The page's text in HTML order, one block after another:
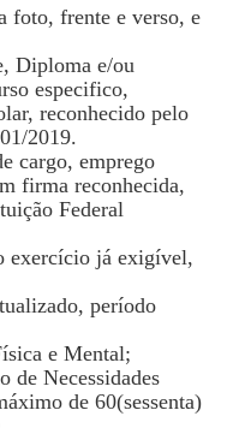
foto, frente e verso, e
Diploma e/ou
especifico,
reconhecido pelo
2019.
cargo, emprego
firma reconhecida,
Federal
exercício já exigível,
período
e Mental;
de Necessidades
de 60(sessenta)